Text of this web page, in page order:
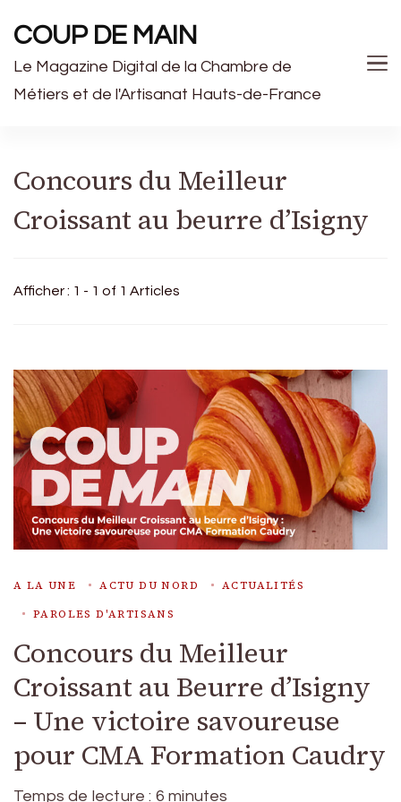
COUP DE MAIN
Le Magazine Digital de la Chambre de
Métiers et de l'Artisanat Hauts-de-France
Concours du Meilleur
Croissant au beurre d’Isigny
Afficher : 1 - 1 of 1 Articles
A LA UNE ACTU DU NORD
ACTUALITÉS
PAROLES D'ARTISANS
Concours du Meilleur
Croissant au Beurre d’Isigny
– Une victoire savoureuse
pour CMA Formation Caudry
Temps de lecture : 6 minutes